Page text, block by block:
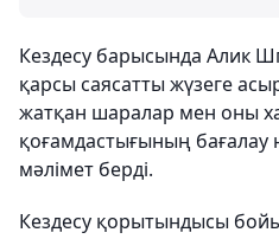
Кездесу барысында Алик
қарсы саясатты жүзеге
жатқан шаралар мен оны
қоғамдастығының бағалау
мәлімет берді.
Кездесу қорытындысы